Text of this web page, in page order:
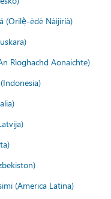
(Orilẹ̀-èdè Nàìjíríà)
Rìoghachd Aonaichte)
(America Latina)